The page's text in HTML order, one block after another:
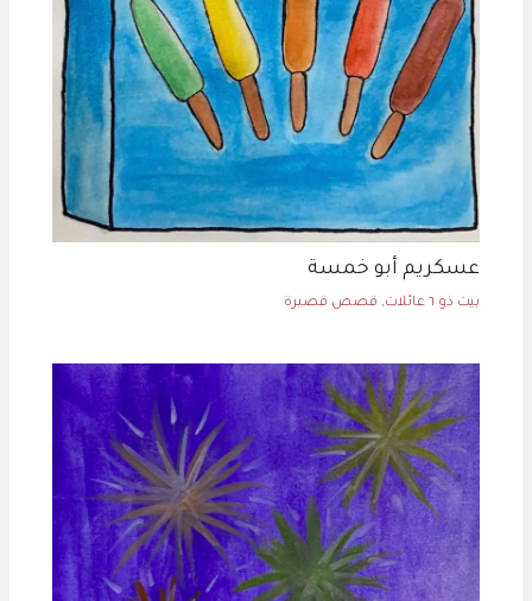
عسكريم أبو خمسة
بيت ذو ٦ عائلات , قصص قصيرة